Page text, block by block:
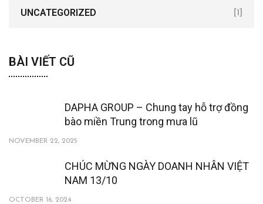
UNCATEGORIZED [1]
BÀI VIẾT CŨ
DAPHA GROUP – Chung tay hỗ trợ đồng
bào miền Trung trong mưa lũ
NOVEMBER 22, 2025
CHÚC MỪNG NGÀY DOANH NHÂN VIỆT
NAM 13/10
OCTOBER 16, 2024